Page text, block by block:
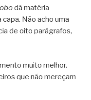
dá matéria
Não acho uma
de oito parágrafos,
muito melhor.
que não mereçam